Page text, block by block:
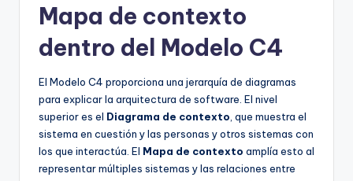
Mapa de contexto
dentro del Modelo C4
El Modelo C4 proporciona una jerarquía de diagramas
para explicar la arquitectura de software. El nivel
superior es el Diagrama de contexto , que muestra el
sistema en cuestión y las personas y otros sistemas con
los que interactúa. El Mapa de contexto amplía esto al
representar múltiples sistemas y las relaciones entre